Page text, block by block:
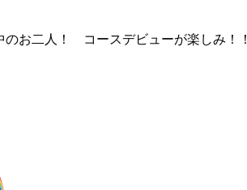
のお二人！ コースデビューが楽しみ！！